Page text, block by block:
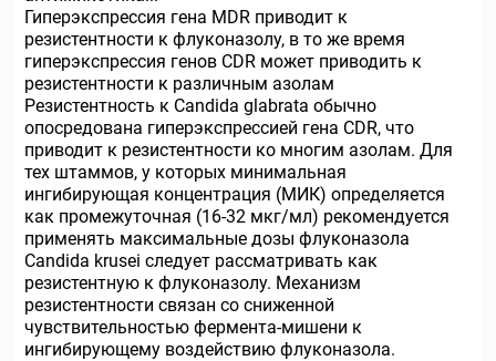
Гиперэкспрессия гена MDR приводит к
резистентности к флуконазолу, в то же время
гиперэкспрессия генов CDR может приводить к
резистентности к различным азолам
Резистентность к Candida glabrata обычно
опосредована гиперэкспрессией гена CDR, что
приводит к резистентности ко многим азолам. Для
тех штаммов, у которых минимальная
ингибирующая концентрация (МИК) определяется
как промежуточная (16-32 мкг/мл) рекомендуется
применять максимальные дозы флуконазола
Candida krusei следует рассматривать как
резистентную к флуконазолу. Механизм
резистентности связан со сниженной
чувствительностью фермента-мишени к
ингибирующему воздействию флуконазола.